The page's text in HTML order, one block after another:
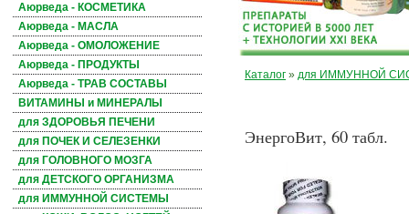
Аюрведа - КОСМЕТИКА
Аюрведа - МАСЛА
Аюрведа - ОМОЛОЖЕНИЕ
Аюрведа - ПРОДУКТЫ
Аюрведа - ТРАВ СОСТАВЫ
ВИТАМИНЫ и МИНЕРАЛЫ
для ЗДОРОВЬЯ ПЕЧЕНИ
для ПОЧЕК И СЕЛЕЗЕНКИ
для ГОЛОВНОГО МОЗГА
для ДЕТСКОГО ОРГАНИЗМА
для ИММУННОЙ СИСТЕМЫ
Каталог » для ИММУННОЙ
ЭнергоВит, 60 табл.